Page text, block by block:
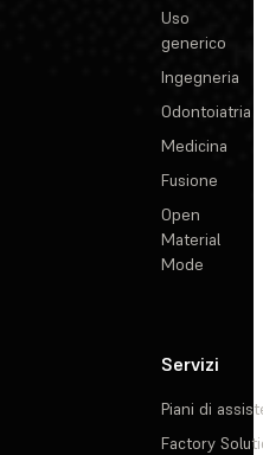
Uso
generico
Ingegneria
Odontoiatria
Medicina
Fusione
Open
Material
Mode
Servizi
Piani di
Factory